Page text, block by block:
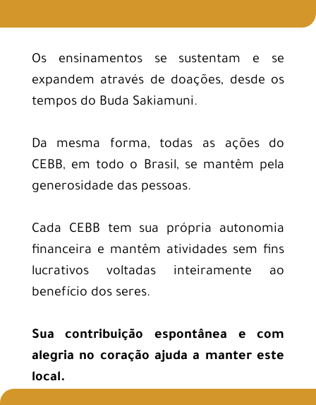
Os ensinamentos se sustentam e se
expandem através de doações, desde os
tempos do Buda Sakiamuni.
Da mesma forma, todas as ações do
CEBB, em todo o Brasil, se mantêm pela
generosidade das pessoas.
Cada CEBB tem sua própria autonomia
financeira e mantêm atividades sem fins
lucrativos voltadas inteiramente ao
benefício dos seres.
Sua contribuição espontânea e com
alegria no coração ajuda a manter este
local.